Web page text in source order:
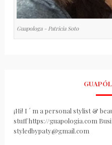
Guapologa - Patricia Soto
¡Hi! I ´ m a personal stylist &
stuff https://guapologia.com
styledbypaty@gmail.com